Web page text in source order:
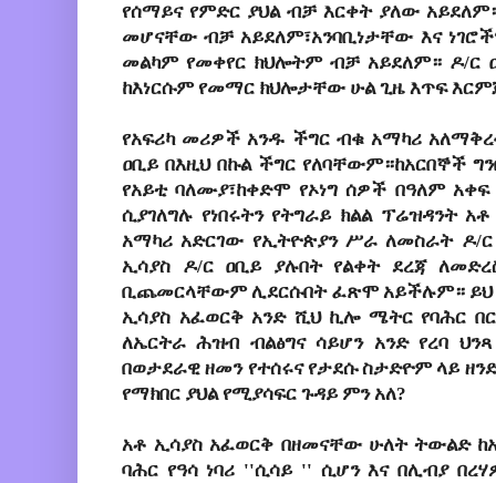
የሰማይና የምድር ያህል ብቻ እርቀት ያለው
መሆናቸው ብቻ አይደለም፣አንባቢነታቸው እና
መልካም የመቀየር ክህሎትም ብቻ አይደለም። ዶ/ር
ከእነርሱም የመማር ክህሎታቸው ሁል ጊዜ እጥፍ
የአፍሪካ መሪዎች አንዱ ችግር ብቁ አማካሪ
ዐቢይ በእዚህ በኩል ችግር የለባቸውም።ከአርበኞች
የአይቲ ባለሙያ፣ከቀድሞ የኦነግ ሰዎች በዓለም
ሲያገለግሉ የነበሩትን የትግራይ ክልል ፕሬዝዳንት
አማካሪ አድርገው የኢትዮጵያን ሥራ ለመስራት ዶ/
ኢሳያስ ዶ/ር ዐቢይ ያሉበት የልቀት ደረጃ
ቢጨመርላቸውም ሊደርሱበት ፈጽሞ አይችሉም። ይህ
ኢሳያስ አፈወርቅ አንድ ሺህ ኪሎ ሜትር የባሕር
ለኤርትራ ሕዝብ ብልፅግና ሳይሆን አንድ የረባ
በወታደራዊ ዘመን የተሰሩና የታደሱ ስታድዮም ላይ
የማክበር ያህል የሚያሳፍር ጉዳይ ምን አለ?
አቶ ኢሳያስ አፈወርቅ በዘመናቸው ሁለት ትውልድ
ባሕር የዓሳ ነባሪ ''ሲሳይ '' ሲሆን እና በሊብያ